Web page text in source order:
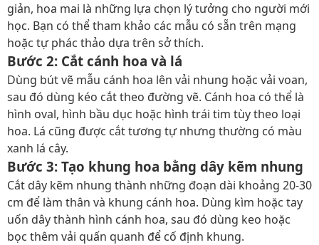
giản, hoa mai là những lựa chọn lý tưởng cho người mới
học. Bạn có thể tham khảo các mẫu có sẵn trên mạng
hoặc tự phác thảo dựa trên sở thích.
Bước 2: Cắt cánh hoa và lá
Dùng bút vẽ mẫu cánh hoa lên vải nhung hoặc vải voan,
sau đó dùng kéo cắt theo đường vẽ. Cánh hoa có thể là
hình oval, hình bầu dục hoặc hình trái tim tùy theo loại
hoa. Lá cũng được cắt tương tự nhưng thường có màu
xanh lá cây.
Bước 3: Tạo khung hoa bằng dây kẽm nhung
Cắt dây kẽm nhung thành những đoạn dài khoảng 20-30
cm để làm thân và khung cánh hoa. Dùng kìm hoặc tay
uốn dây thành hình cánh hoa, sau đó dùng keo hoặc
bọc thêm vải quấn quanh để cố định khung.